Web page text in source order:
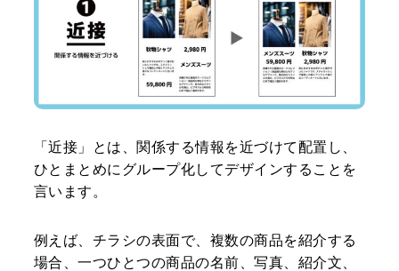
「近接」とは、関係する情報を近づけて配置し、
ひとまとめにグループ化してデザインすることを
言います。
例えば、チラシの表面で、複数の商品を紹介する
場合、一つひとつの商品の名前、写真、紹介文、